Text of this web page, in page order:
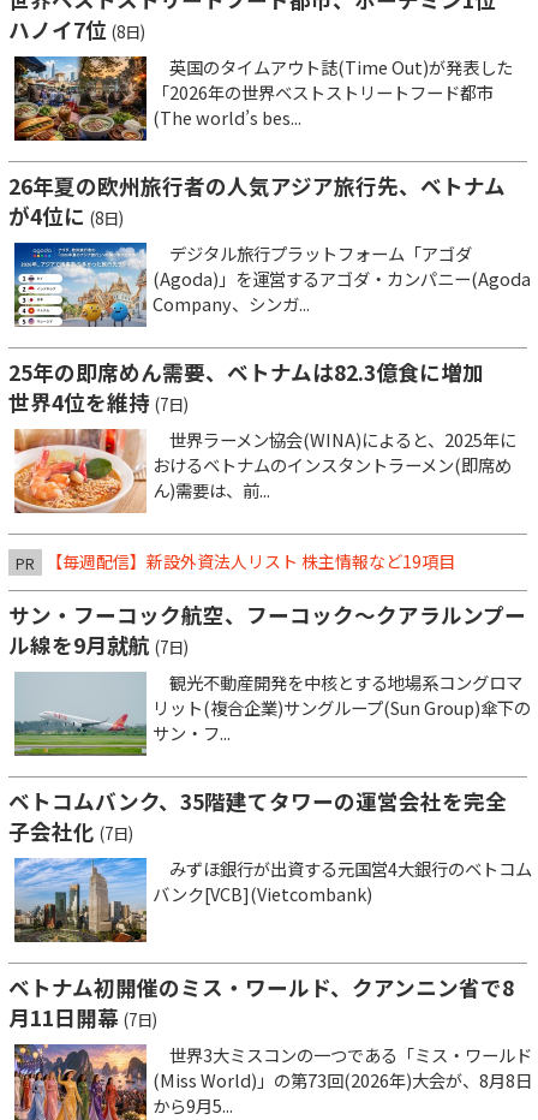
ハノイ7位 (8日)
英国のタイムアウト誌(Time Out)が発表した
「2026年の世界ベストストリートフード都市
(The world’s bes...
26年夏の欧州旅行者の人気アジア旅行先、ベトナム
が4位に (8日)
デジタル旅行プラットフォーム「アゴダ
(Agoda)」を運営するアゴダ・カンパニー(Agoda
Company、シンガ...
25年の即席めん需要、ベトナムは82.3億食に増加
世界4位を維持 (7日)
世界ラーメン協会(WINA)によると、2025年に
おけるベトナムのインスタントラーメン(即席め
ん)需要は、前...
PR 【毎週配信】新設外資法人リスト 株主情報など19項目
サン・フーコック航空、フーコック～クアラルンプー
ル線を9月就航 (7日)
観光不動産開発を中核とする地場系コングロマ
リット(複合企業)サングループ(Sun Group)傘下の
サン・フ...
ベトコムバンク、35階建てタワーの運営会社を完全
子会社化 (7日)
みずほ銀行が出資する元国営4大銀行のベトコム
バンク[VCB](Vietcombank)
ベトナム初開催のミス・ワールド、クアンニン省で8
月11日開幕 (7日)
世界3大ミスコンの一つである「ミス・ワールド
(Miss World)」の第73回(2026年)大会が、8月8日
から9月5...